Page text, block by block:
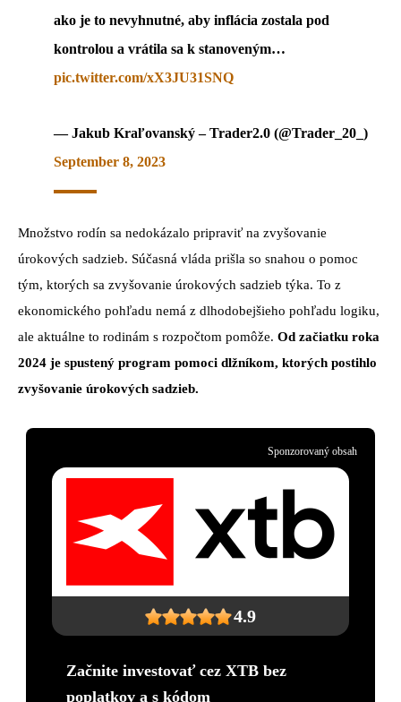
ako je to nevyhnutné, aby inflácia zostala pod
kontrolou a vrátila sa k stanoveným…
pic.twitter.com/xX3JU31SNQ
— Jakub Kraľovanský – Trader2.0 (@Trader_20_)
September 8, 2023
Množstvo rodín sa nedokázalo pripraviť na zvyšovanie
úrokových sadzieb. Súčasná vláda prišla so snahou o pomoc
tým, ktorých sa zvyšovanie úrokových sadzieb týka. To z
ekonomického pohľadu nemá z dlhodobejšieho pohľadu logiku,
ale aktuálne to rodinám s rozpočtom pomôže. Od začiatku roka
2024 je spustený program pomoci dlžníkom, ktorých postihlo
zvyšovanie úrokových sadzieb.
4.9
Začnite investovať cez XTB bez
poplatkov a s kódom
Sponzorovaný obsah